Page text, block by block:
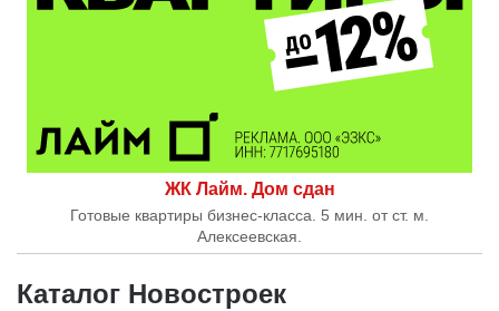
ЖК Лайм. Дом сдан
Готовые квартиры бизнес-класса. 5 мин. от ст. м.
Алексеевская.
Каталог Новостроек